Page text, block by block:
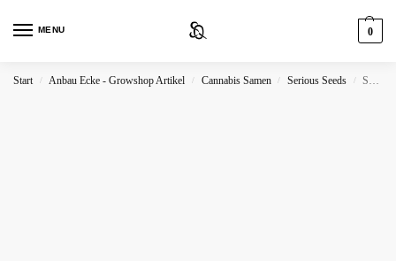
MENU 0
Start / Anbau Ecke - Growshop Artikel / Cannabis Samen / Serious Seeds / Serious Seeds Double Dutch